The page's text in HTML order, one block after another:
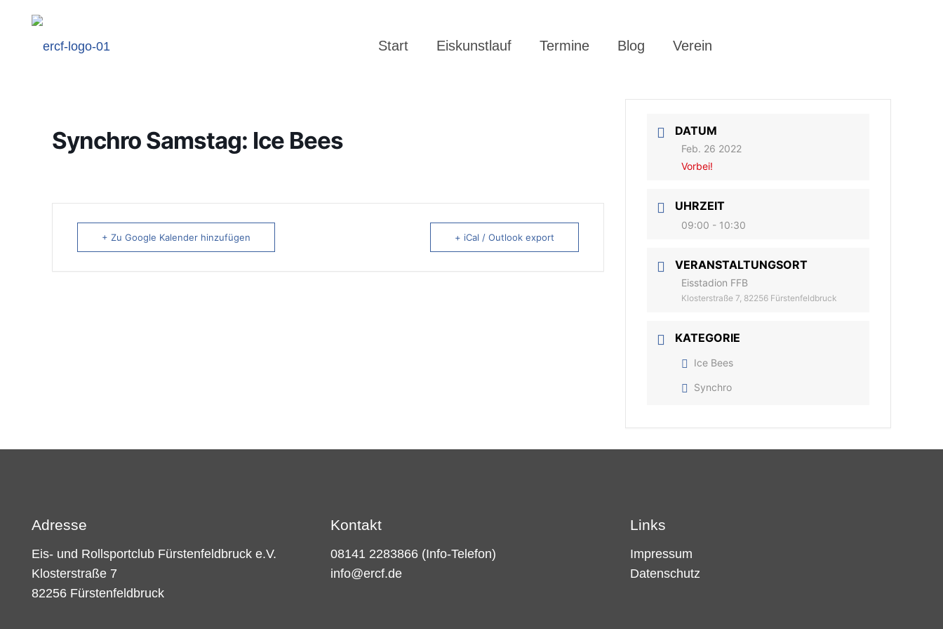
Start Eiskunstlauf Termine Blog Verein
Synchro Samstag: Ice Bees
+ Zu Google Kalender hinzufügen + iCal / Outlook export
DATUM
Feb. 26 2022
Vorbei!
UHRZEIT
09:00 - 10:30
VERANSTALTUNGSORT
Eisstadion FFB
Klosterstraße 7, 82256 Fürstenfeldbruck
KATEGORIE
Ice Bees
Synchro
Adresse
Eis- und Rollsportclub Fürstenfeldbruck e.V.
Klosterstraße 7
82256 Fürstenfeldbruck
Kontakt
08141 2283866 (Info-Telefon)
info@ercf.de
Links
Impressum
Datenschutz